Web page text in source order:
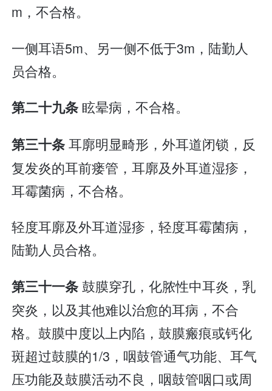
m，不合格。
一侧耳语5m、另一侧不低于3m，陆勤人
员合格。
第二十九条 眩晕病，不合格。
第三十条耳廓明显畸形，外耳道闭锁，反
复发炎的耳前瘘管，耳廓及外耳道湿疹，
耳霉菌病，不合格。
轻度耳廓及外耳道湿疹，轻度耳霉菌病，
陆勤人员合格。
第三十一条鼓膜穿孔，化脓性中耳炎，乳
突炎，以及其他难以治愈的耳病，不合
格。鼓膜中度以上内陷，鼓膜瘢痕或钙化
斑超过鼓膜的1/3，咽鼓管通气功能、耳气
压功能及鼓膜活动不良，咽鼓管咽口或周